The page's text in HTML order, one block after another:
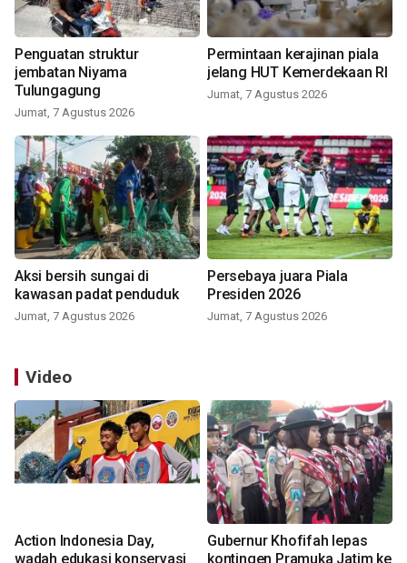
Penguatan struktur
jembatan Niyama
Tulungagung
Jumat, 7 Agustus 2026
Permintaan kerajinan piala
jelang HUT Kemerdekaan RI
Jumat, 7 Agustus 2026
Aksi bersih sungai di
kawasan padat penduduk
Jumat, 7 Agustus 2026
Persebaya juara Piala
Presiden 2026
Jumat, 7 Agustus 2026
Video
Action Indonesia Day,
wadah edukasi konservasi
Gubernur Khofifah lepas
kontingen Pramuka Jatim ke